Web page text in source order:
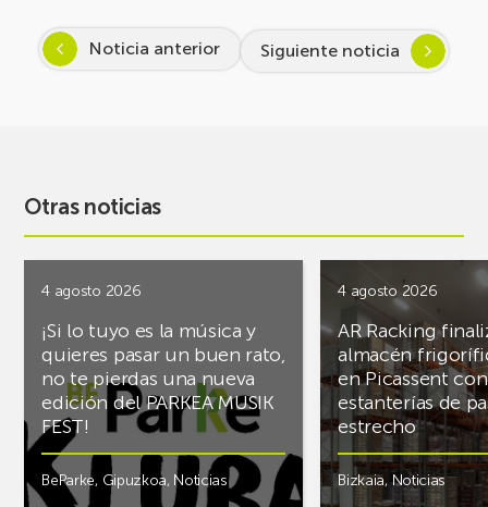
Noticia anterior Siguiente noticia
Otras noticias
4 agosto 2026
¡Si lo tuyo es la música y
quieres pasar un buen rato,
no te pierdas una nueva
edición del PARKEA MUSIK
FEST!
BeParke, Gipuzkoa, Noticias
4 agosto 2026
AR Racking
almacén
en Picassent con
estanterías de
estrecho
Bizkaia,Noticias